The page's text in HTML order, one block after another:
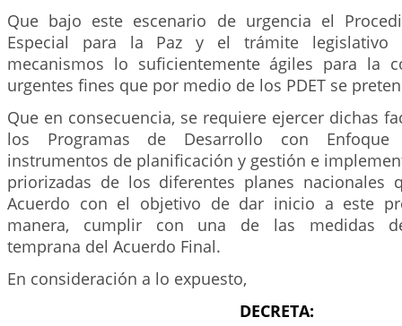
Que bajo este escenario de urgencia el
Especial para la Paz y el trámite legislativo
mecanismos lo suficientemente ágiles para la
urgentes fines que por medio de los PDET se
Que en consecuencia, se requiere ejercer dichas
los Programas de Desarrollo con Enfoque
instrumentos de planificación y gestión e
priorizadas de los diferentes planes nacionales
Acuerdo con el objetivo de dar inicio a este
manera, cumplir con una de las medidas
temprana del Acuerdo Final.
En consideración a lo expuesto,
DECRETA: